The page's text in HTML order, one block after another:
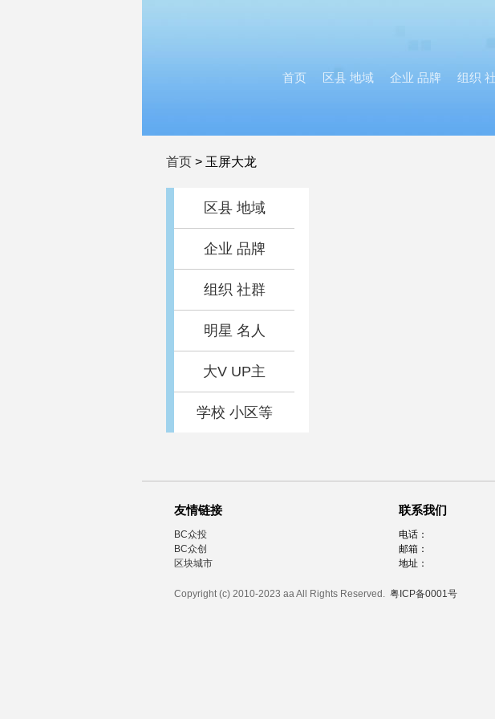
首页 区县 地域 企业 品牌 组织
首页 > 玉屏大龙
区县 地域
企业 品牌
组织 社群
明星 名人
大V UP主
学校 小区等
友情链接
BC众投
BC众创
区块城市
联系我们
电话：
邮箱：
地址：
Copyright (c) 2010-2023 aa All Rights Reserved. 粤ICP备0001号